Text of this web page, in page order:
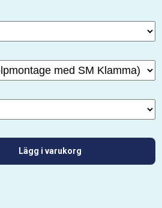
Lägg i varukorg